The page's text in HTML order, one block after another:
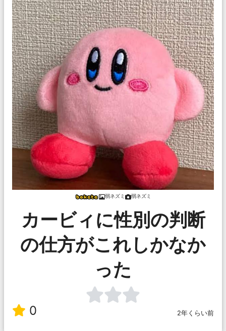
弱ネズミ 弱ネズミ
カービィに性別の判断
の仕方がこれしかなか
った
0 2年くらい前